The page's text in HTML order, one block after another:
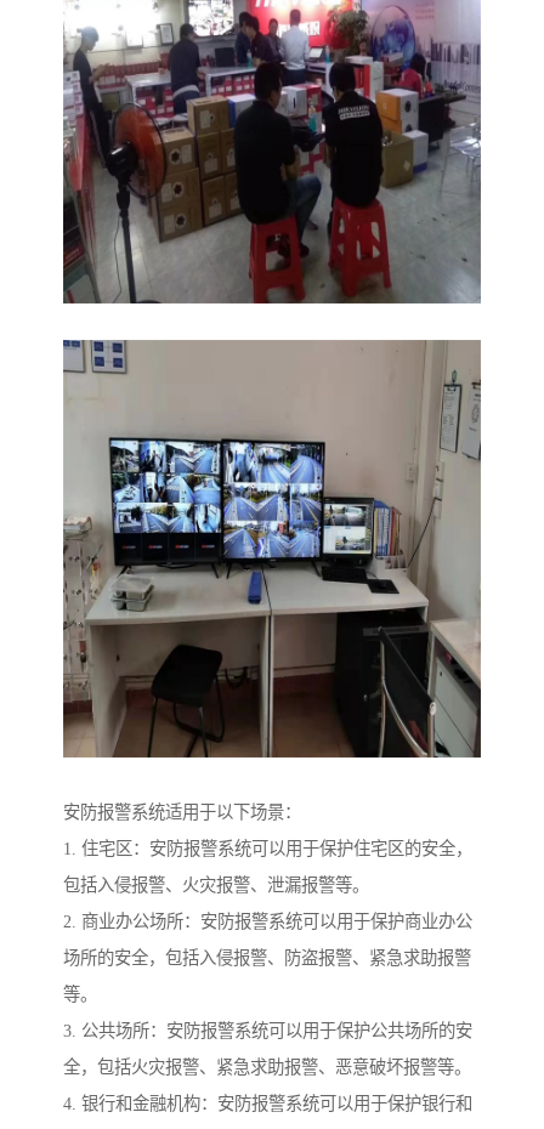
安防报警系统适用于以下场景：
1. 住宅区：安防报警系统可以用于保护住宅区的安全，
包括入侵报警、火灾报警、泄漏报警等。
2. 商业办公场所：安防报警系统可以用于保护商业办公
场所的安全，包括入侵报警、防盗报警、紧急求助报警
等。
3. 公共场所：安防报警系统可以用于保护公共场所的安
全，包括火灾报警、紧急求助报警、恶意破坏报警等。
4. 银行和金融机构：安防报警系统可以用于保护银行和